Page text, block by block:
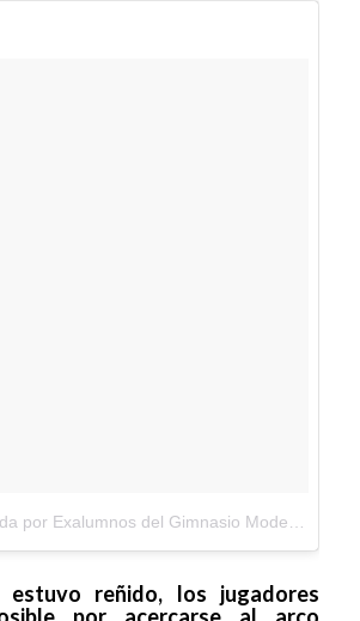
estuvo reñido, los jugadores